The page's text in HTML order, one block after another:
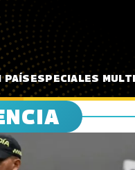
PAÍSESPECIALES